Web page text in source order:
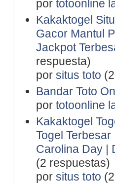
por totoonline
Kakaktogel
Gacor Mantul
Jackpot
respuesta)
por situs toto
Bandar Toto
por totoonline
Kakaktogel
Togel
Carolina Day |
(2 respuestas)
por situs toto